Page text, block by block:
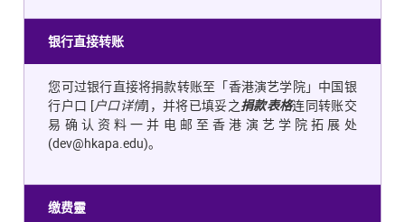
银行直接转账
您可过银行直接将捐款转账至「香港演艺学院」中国银
行户口 [户口详情] ，并将已填妥之捐款表格连同转账交
易确认资料一并电邮至香港演艺学院拓展处
(dev@hkapa.edu)。
缴费靈